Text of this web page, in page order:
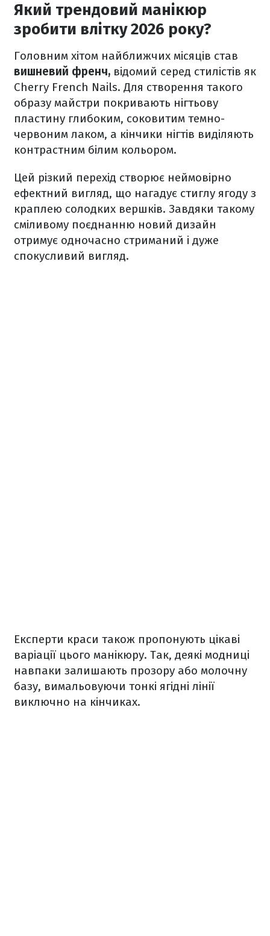
Який трендовий манікюр
зробити влітку 2026 року?
Головним хітом найближчих місяців став
вишневий френч, відомий серед стилістів як
Cherry French Nails. Для створення такого
образу майстри покривають нігтьову
пластину глибоким, соковитим темно-
червоним лаком, а кінчики нігтів виділяють
контрастним білим кольором.
Цей різкий перехід створює неймовірно
ефектний вигляд, що нагадує стиглу ягоду з
краплею солодких вершків. Завдяки такому
сміливому поєднанню новий дизайн
отримує одночасно стриманий і дуже
спокусливий вигляд.
Експерти краси також пропонують цікаві
варіації цього манікюру. Так, деякі модниці
навпаки залишають прозору або молочну
базу, вимальовуючи тонкі ягідні лінії
виключно на кінчиках.